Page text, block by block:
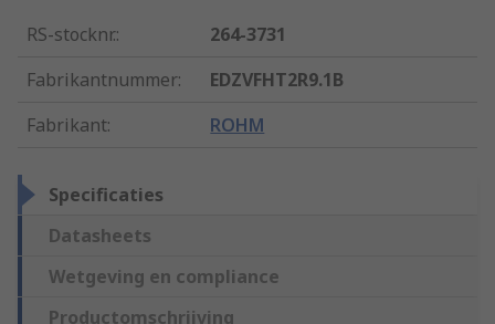
RS-stocknr.:
264-3731
Fabrikantnummer:
EDZVFHT2R9.1B
Fabrikant: ROHM
Specificaties
Datasheets
Wetgeving en compliance
Productomschrijving